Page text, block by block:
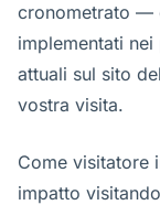
cronometrato —
implementati
attuali sul sito
vostra visita.
Come visitatore
impatto